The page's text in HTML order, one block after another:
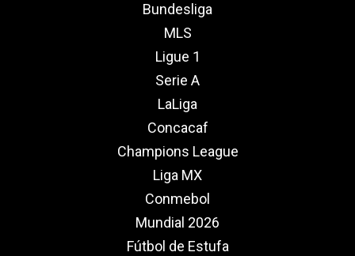
Bundesliga
MLS
Ligue 1
Serie A
LaLiga
Concacaf
Champions League
Liga MX
Conmebol
Mundial 2026
Fútbol de Estufa